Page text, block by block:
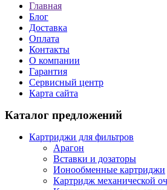
Главная
Блог
Доставка
Оплата
Контакты
О компании
Гарантия
Сервисный центр
Карта сайта
Каталог предложений
Картриджи для фильтров
Арагон
Вставки и дозаторы
Ионообменные картриджи
Картридж механической